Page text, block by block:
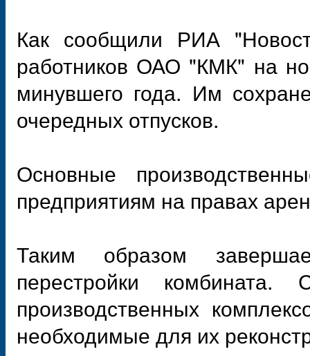
Как сообщили РИА
работников ОАО "КМК" на
минувшего года. Им
очередных отпусков.
Основные
предприятиям на правах
Таким образом
перестройки
производственных
необходимые для их